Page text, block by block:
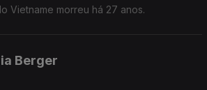
Vietname morreu há 27 anos.
Berger